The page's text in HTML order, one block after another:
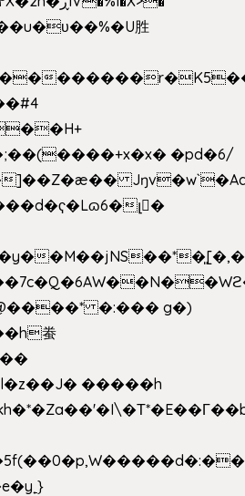
�pd�6/
]��Z�æ��
լ�
�:��� g�)
䖭
�����h